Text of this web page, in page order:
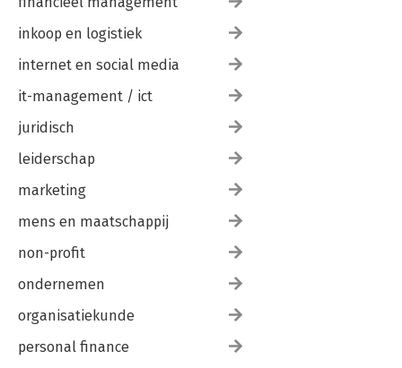
inkoop en logistiek
internet en social media
it-management / ict
juridisch
leiderschap
marketing
mens en maatschappij
non-profit
ondernemen
organisatiekunde
personal finance